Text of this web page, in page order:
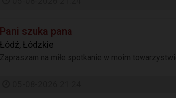
Pani szuka pana
Łódź, Łódzkie
Zapraszam na miłe spotkanie w moim